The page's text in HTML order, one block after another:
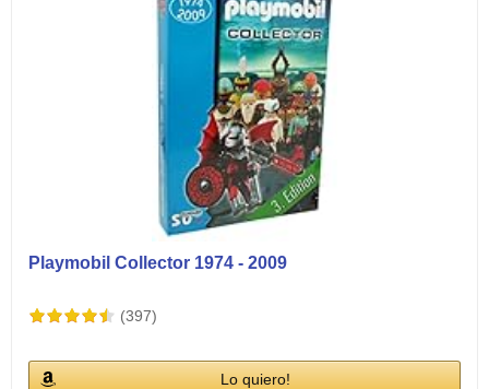
Playmobil Collector 1974 - 2009
(397)
Lo quiero!